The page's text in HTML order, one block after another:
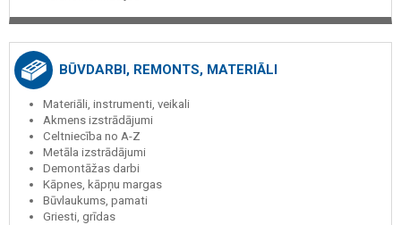
BŪVDARBI, REMONTS, MATERIĀLI
Materiāli, instrumenti, veikali
Akmens izstrādājumi
Celtniecība no A-Z
Metāla izstrādājumi
Demontāžas darbi
Kāpnes, kāpņu margas
Būvlaukums, pamati
Griesti, grīdas